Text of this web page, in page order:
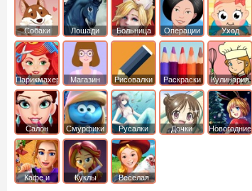
Собаки Лошади Больница Операции Уход
Парикмахер Магазин Рисовалки Раскраски Кулинария
Салон Смурфики Русалки Дочки Новогодние
Кафе и
Куклы
Веселая